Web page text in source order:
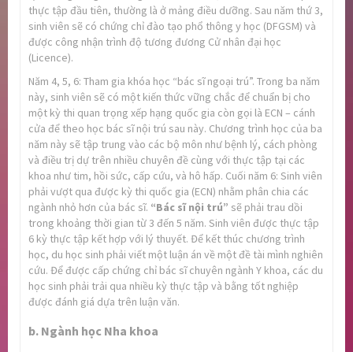
thực tập đầu tiên, thường là ở mảng điều dưỡng. Sau năm thứ 3,
sinh viên sẽ có chứng chỉ đào tạo phổ thông y học (DFGSM) và
được công nhận trình độ tương đương Cử nhân đại học
(Licence).
Năm 4, 5, 6: Tham gia khóa học “bác sĩ ngoại trú”. Trong ba năm
này, sinh viên sẽ có một kiến thức vững chắc để chuẩn bị cho
một kỳ thi quan trọng xếp hạng quốc gia còn gọi là ECN – cánh
cửa để theo học bác sĩ nội trú sau này. Chương trình học của ba
năm này sẽ tập trung vào các bộ môn như bệnh lý, cách phòng
và điều trị dự trên nhiều chuyên đề cùng với thực tập tại các
khoa như tim, hồi sức, cấp cứu, và hô hấp. Cuối năm 6: Sinh viên
phải vượt qua được kỳ thi quốc gia (ECN) nhằm phân chia các
ngành nhỏ hơn của bác sĩ. “Bác sĩ nội trú” sẽ phải trau dồi
trong khoảng thời gian từ 3 đến 5 năm. Sinh viên được thực tập
6 kỳ thực tập kết hợp với lý thuyết. Để kết thúc chương trình
học, du học sinh phải viết một luận án về một đề tài mình nghiên
cứu. Để được cấp chứng chỉ bác sĩ chuyên ngành Y khoa, các du
học sinh phải trải qua nhiều kỳ thực tập và bằng tốt nghiệp
được đánh giá dựa trên luận văn.
b. Ngành học Nha khoa